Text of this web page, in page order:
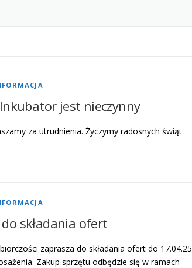
jest nieczynny
za utrudnienia. Życzymy radosnych świąt
składania ofert
zaprasza do składania ofert do 17.04.25
Zakup sprzętu odbędzie się w ramach